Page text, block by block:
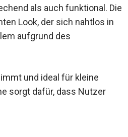
als auch funktional. Die
Look, der sich nahtlos in
aufgrund des
und ideal für kleine
sorgt dafür, dass Nutzer